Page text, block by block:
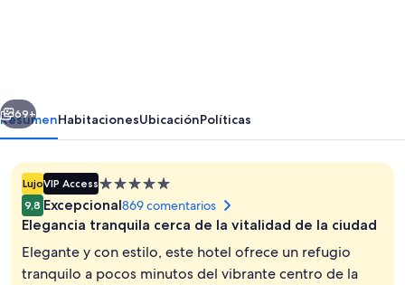
Siguiente
69+
ResumenHabitacionesUbicaciónPolíticas
LujoVIP AccessAlojamiento
de
5.0 estrellas
9,8 Excepcional869 comentarios
Elegancia tranquila cerca de la vitalidad de la ciudad
Elegante y con estilo, este hotel ofrece un refugio
tranquilo a pocos minutos del vibrante centro de la